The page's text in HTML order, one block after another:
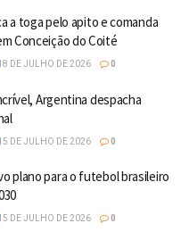
a toga pelo apito e comanda
Conceição do Coité
DE JULHO DE 2026 0
Argentina despacha
DE JULHO DE 2026 0
plano para o futebol brasileiro
DE JULHO DE 2026 0